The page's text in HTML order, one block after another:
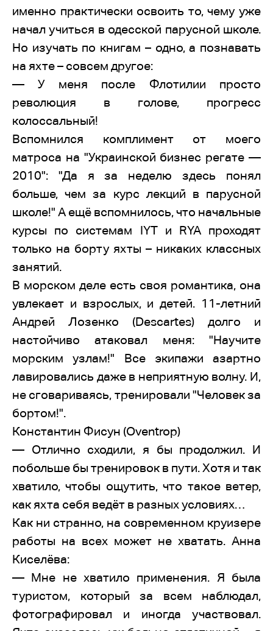
именно практически освоить то, чему уже
начал учиться в одесской парусной школе.
Но изучать по книгам – одно, а познавать
на яхте – совсем другое:
— У меня после Флотилии просто
революция в голове, прогресс
колоссальный!
Вспомнился комплимент от моего
матроса на "Украинской бизнес регате —
2010": "Да я за неделю здесь понял
больше, чем за курс лекций в парусной
школе!" А ещё вспомнилось, что начальные
курсы по системам IYT и RYA проходят
только на борту яхты – никаких классных
занятий.
В морском деле есть своя романтика, она
увлекает и взрослых, и детей. 11-летний
Андрей Лозенко (Descartes) долго и
настойчиво атаковал меня: "Научите
морским узлам!" Все экипажи азартно
лавировались даже в неприятную волну. И,
не сговариваясь, тренировали "Человек за
бортом!".
Константин Фисун (Oventrop)
— Отлично сходили, я бы продолжил. И
побольше бы тренировок в пути. Хотя и так
хватило, чтобы ощутить, что такое ветер,
как яхта себя ведёт в разных условиях…
Как ни странно, на современном круизере
работы на всех может не хватать. Анна
Киселёва:
— Мне не хватило применения. Я была
туристом, который за всем наблюдал,
фотографировал и иногда участвовал.